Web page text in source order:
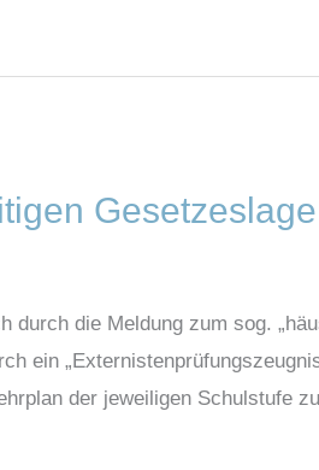
Gesetzeslage
durch die Meldung zum sog.
ein
der jeweiligen Schulstufe